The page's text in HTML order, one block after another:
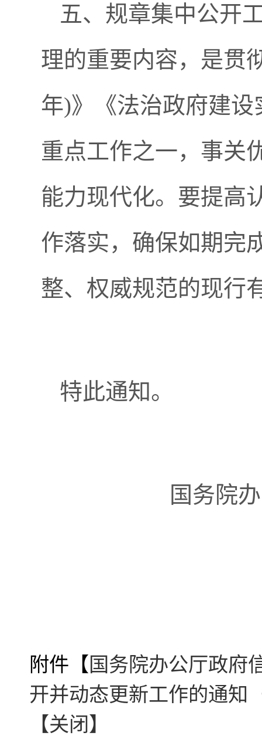
五、规章集中公开
理的重要内容，是贯
年)》《法治政府建
重点工作之一，事关
能力现代化。要提高
作落实，确保如期完
整、权威规范的现行
特此通知。
国务院办
附件【 国务院办公厅政府
开并动态更新工作的通知
【关闭】